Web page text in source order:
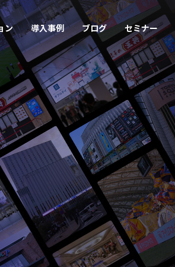
ン 導入事例 ブログ セミナー